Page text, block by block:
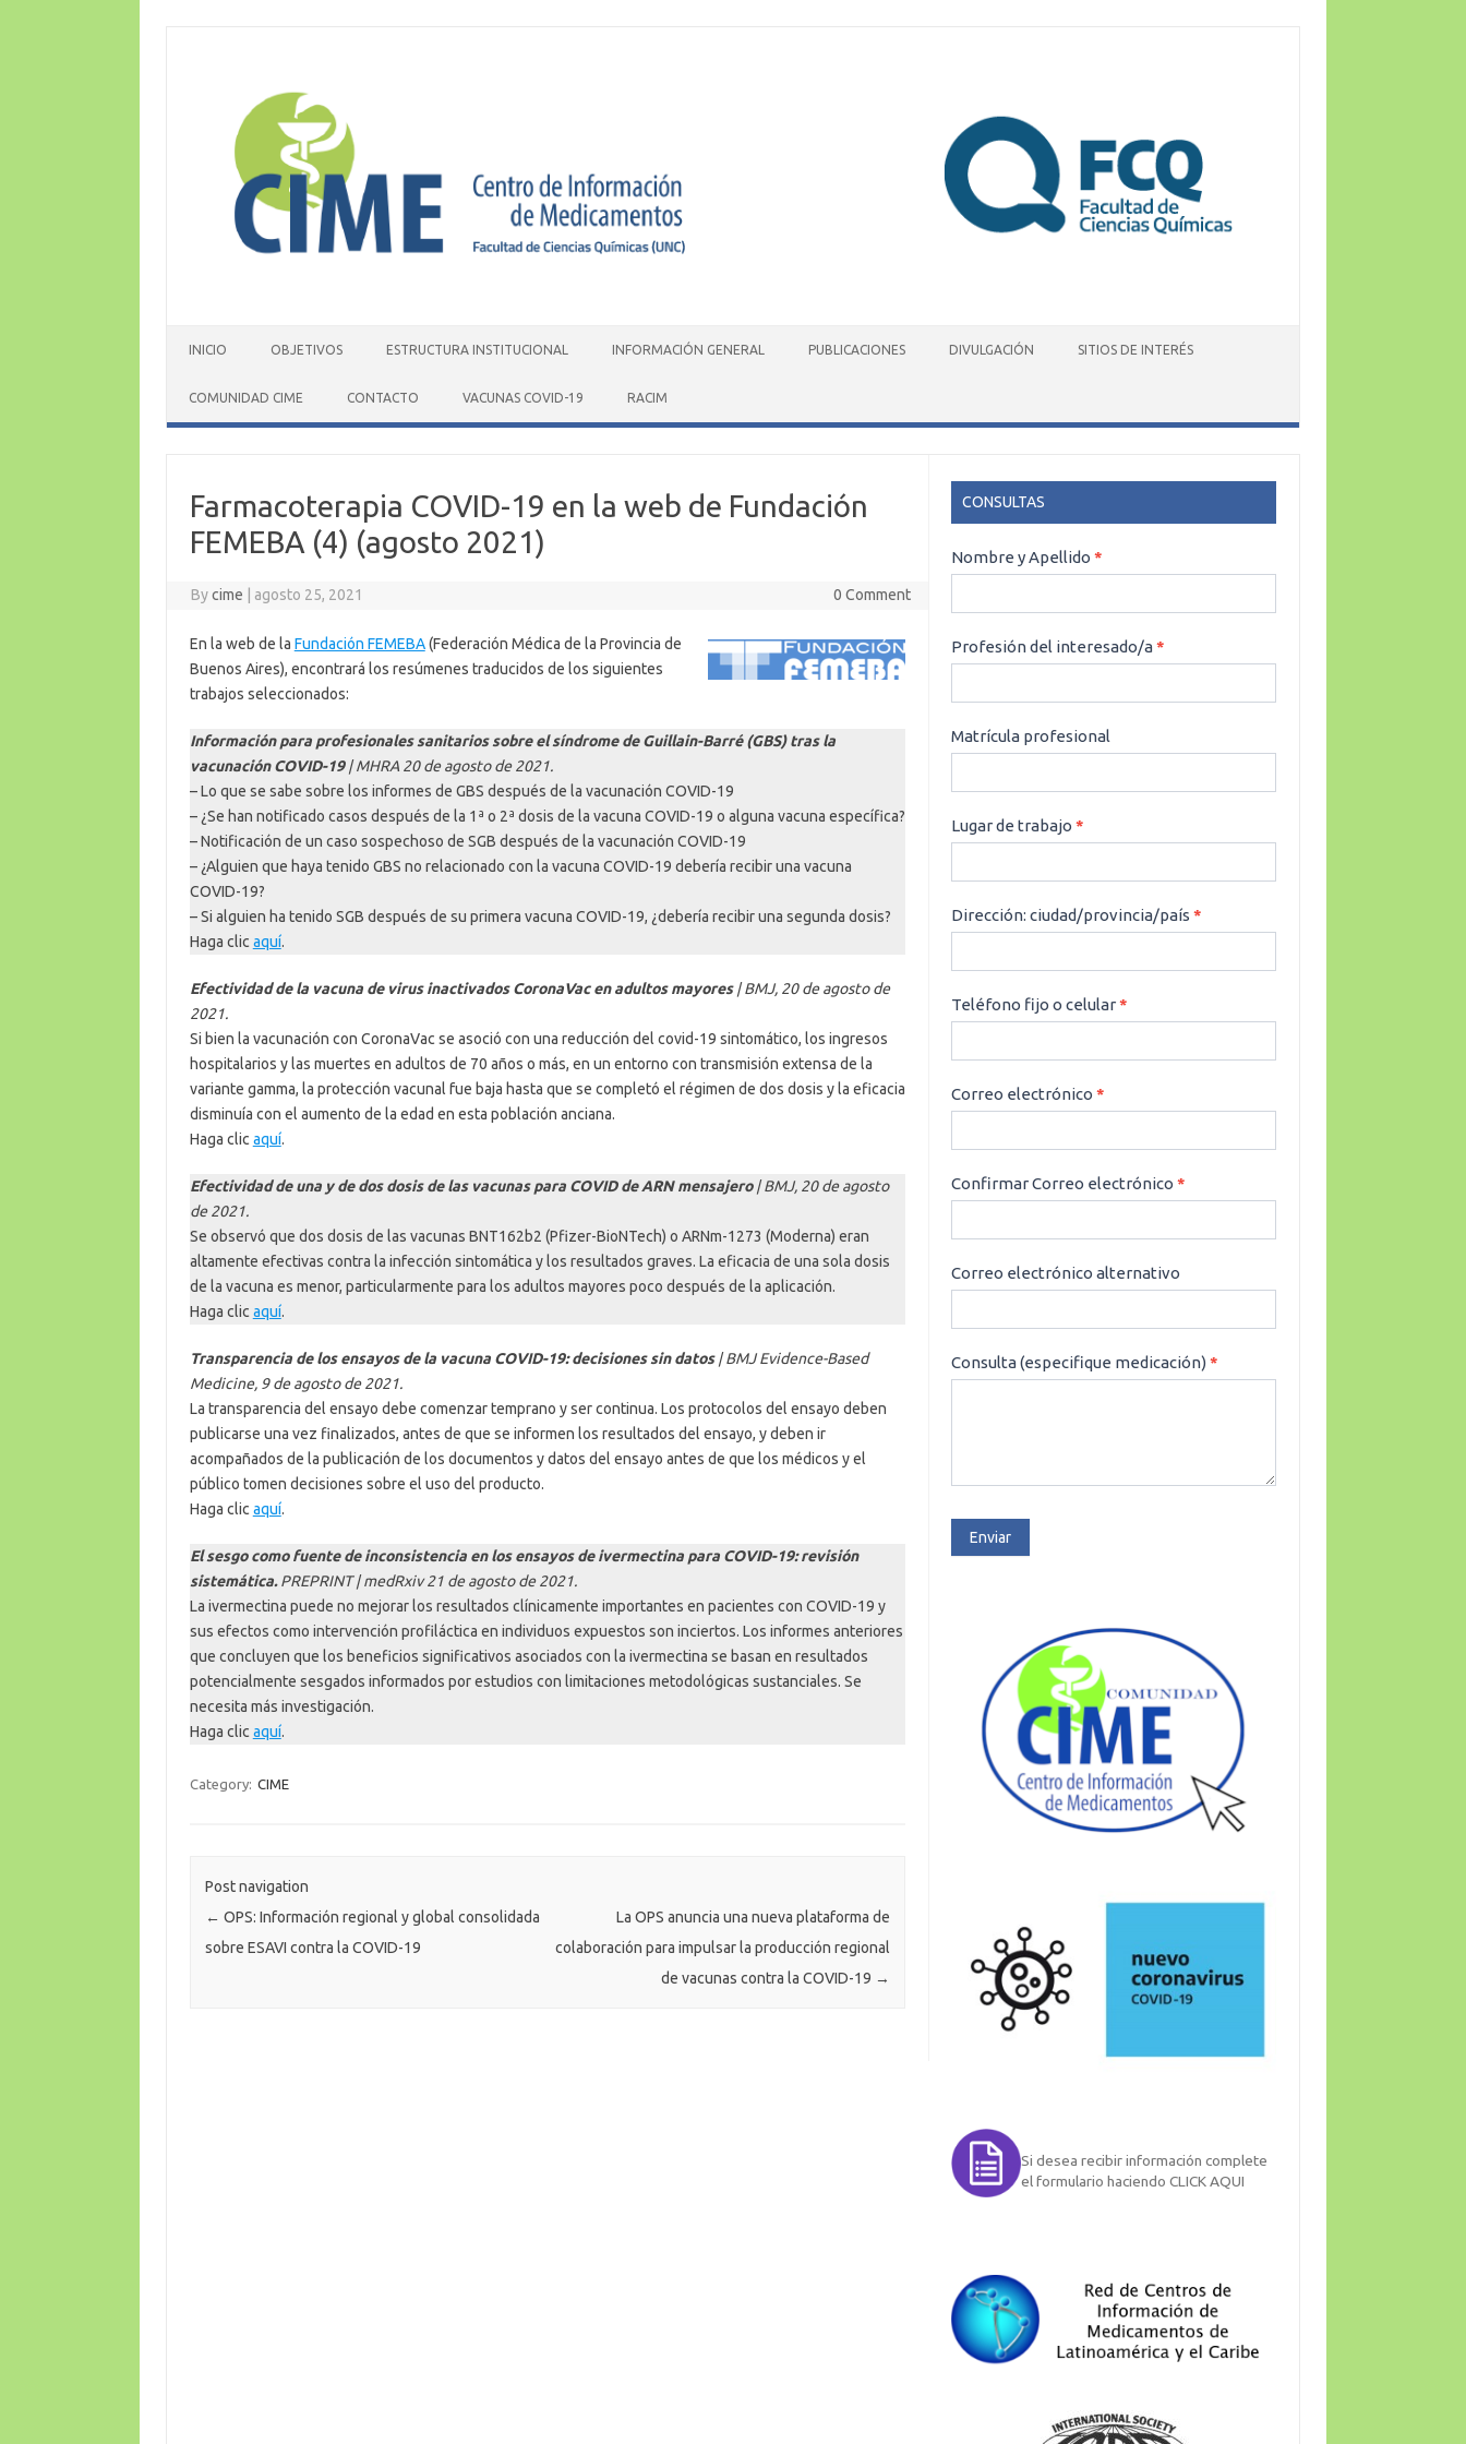
INICIO OBJETIVOS ESTRUCTURA INSTITUCIONAL INFORMACIÓN GENERAL PUBLICACIONES DIVULGACIÓN SITIOS DE INTERÉS
COMUNIDAD CIME CONTACTO VACUNAS COVID-19 RACIM
Farmacoterapia COVID-19 en la web de Fundación
FEMEBA (4) (agosto 2021)
Bycime agosto 25, 2021 0 Comment
En la web de la Fundación FEMEBA(Federación Médica de la Provincia de
Buenos Aires), encontrará los resúmenes traducidos de los siguientes
trabajos seleccionados:
Información para profesionales sanitarios sobre el síndrome de Guillain-Barré (GBS) tras la
vacunación COVID-19| MHRA 20 de agosto de 2021.
– Lo que se sabe sobre los informes de GBS después de la vacunación COVID-19
– ¿Se han notificado casos después de la 1ª o 2ª dosis de la vacuna COVID-19 o alguna vacuna específica?
– Notificación de un caso sospechoso de SGB después de la vacunación COVID-19
– ¿Alguien que haya tenido GBS no relacionado con la vacuna COVID-19 debería recibir una vacuna
COVID-19?
– Si alguien ha tenido SGB después de su primera vacuna COVID-19, ¿debería recibir una segunda dosis?
Haga clic aquí.
Efectividad de la vacuna de virus inactivados CoronaVac en adultos mayores| BMJ, 20 de agosto de
2021.
Si bien la vacunación con CoronaVac se asoció con una reducción del covid-19 sintomático, los ingresos
hospitalarios y las muertes en adultos de 70 años o más, en un entorno con transmisión extensa de la
variante gamma, la protección vacunal fue baja hasta que se completó el régimen de dos dosis y la eficacia
disminuía con el aumento de la edad en esta población anciana.
Haga clic aquí.
Efectividad de una y de dos dosis de las vacunas para COVID de ARN mensajero| BMJ, 20 de agosto
de 2021.
Se observó que dos dosis de las vacunas BNT162b2 (Pfizer-BioNTech) o ARNm-1273 (Moderna) eran
altamente efectivas contra la infección sintomática y los resultados graves. La eficacia de una sola dosis
de la vacuna es menor, particularmente para los adultos mayores poco después de la aplicación.
Haga clic aquí.
Transparencia de los ensayos de la vacuna COVID-19: decisiones sin datos| BMJ Evidence-Based
Medicine, 9 de agosto de 2021.
La transparencia del ensayo debe comenzar temprano y ser continua. Los protocolos del ensayo deben
publicarse una vez finalizados, antes de que se informen los resultados del ensayo, y deben ir
acompañados de la publicación de los documentos y datos del ensayo antes de que los médicos y el
público tomen decisiones sobre el uso del producto.
Haga clic aquí.
El sesgo como fuente de inconsistencia en los ensayos de ivermectina para COVID-19: revisión
sistemática.PREPRINT | medRxiv 21 de agosto de 2021.
La ivermectina puede no mejorar los resultados clínicamente importantes en pacientes con COVID-19 y
sus efectos como intervención profiláctica en individuos expuestos son inciertos. Los informes anteriores
que concluyen que los beneficios significativos asociados con la ivermectina se basan en resultados
potencialmente sesgados informados por estudios con limitaciones metodológicas sustanciales. Se
necesita más investigación.
Haga clic aquí.
Category: CIME
Post navigation
← OPS: Información regional y global consolidada
sobre ESAVI contra la COVID-19
La OPS anuncia una nueva plataforma de
colaboración para impulsar la producción regional
de vacunas contra la COVID-19 →
CONSULTAS
CONSULTAS
Nombre y Apellido*
Profesión del interesado/a*
Matrícula profesional
Lugar de trabajo*
Dirección: ciudad/provincia/país*
Teléfono fijo o celular*
Correo electrónico*
Confirmar Correo electrónico*
Correo electrónico alternativo
Consulta (especifique medicación)*
Enviar
Si desea recibir información complete
el formulario haciendo CLICK AQUI